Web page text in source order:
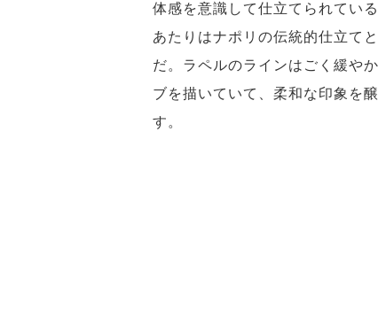
体感を意識して仕立てられてい
あたりはナポリの伝統的仕立て
だ。ラペルのラインはごく緩や
ブを描いていて、柔和な印象を
す。